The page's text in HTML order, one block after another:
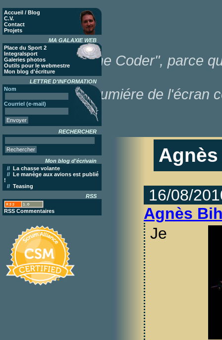
Accueil / Blog
C.V.
Contact
Projets
MA GALAXIE WEB
Place du Sport 2
Integralsport
Galeries photos
Outils pour le webmestre
Mon blog d'écriture
LETTRE D'INFORMATION
Nom
Courriel (e-mail)
RECHERCHER
Mon blog d'écrivain
// La chasse volante
// Le manège aux avions est publié
!
// Teasing
RSS
RSS Commentaires
"Poor Lonesome Coder", parce
dans la lumiére de l'écran
16/08/
Agnès
Je